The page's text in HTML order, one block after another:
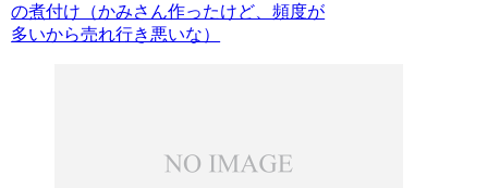
の煮付け（かみさん作ったけど、頻度が
多いから売れ行き悪いな）